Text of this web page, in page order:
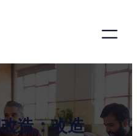
造：改造